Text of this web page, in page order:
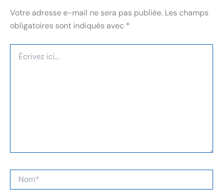
Votre adresse e-mail ne sera pas publiée. Les champs
obligatoires sont indiqués avec *
ici…